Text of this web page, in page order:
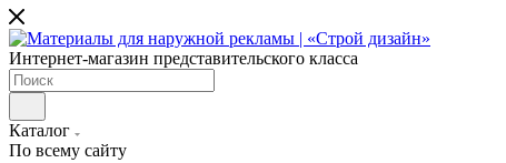
Интернет-магазин представительского класса
Каталог
По всему сайту